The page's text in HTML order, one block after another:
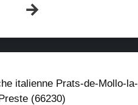
italienne Prats-de-Mollo-la-
(66230)